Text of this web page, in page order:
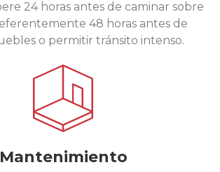
24 horas antes de caminar sobre
48 horas antes de
o permitir tránsito intenso.
Mantenimiento